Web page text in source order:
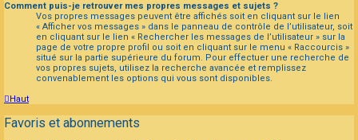
Comment puis-je retrouver mes propres messages et sujets ?
Vos propres messages peuvent être affichés soit en cliquant sur le lien
« Afficher vos messages » dans le panneau de contrôle de l’utilisateur, soit
en cliquant sur le lien « Rechercher les messages de l’utilisateur » sur la
page de votre propre profil ou soit en cliquant sur le menu « Raccourcis »
situé sur la partie supérieure du forum. Pour effectuer une recherche de
vos propres sujets, utilisez la recherche avancée et remplissez
convenablement les options qui vous sont disponibles.
Haut
Favoris et abonnements